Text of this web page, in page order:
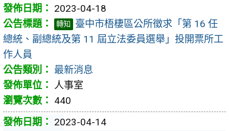
2023-04-18
轉知
臺中市梧棲區公所徵求「第 16 任
總統、副總統及第 11 屆立法委員選舉」投開票所工
作人員
最新消息
人事室
440
2023-04-14